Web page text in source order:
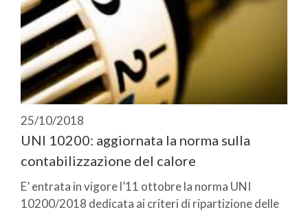
25/10/2018
UNI 10200: aggiornata la norma sulla
contabilizzazione del calore
E’ entrata in vigore l’11 ottobre la norma UNI
10200/2018 dedicata ai criteri di ripartizione delle